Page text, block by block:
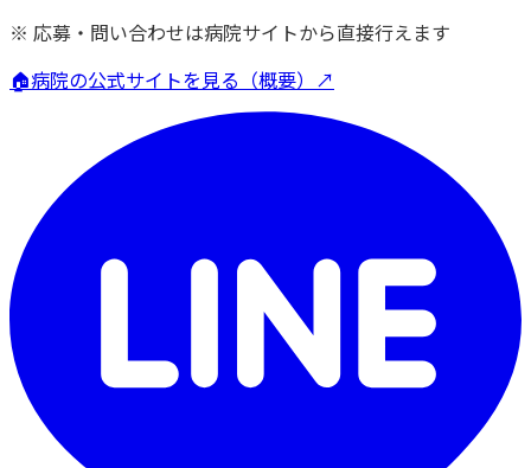
※ 応募・問い合わせは病院サイトから直接行えます
🏠病院の公式サイトを見る（概要）↗